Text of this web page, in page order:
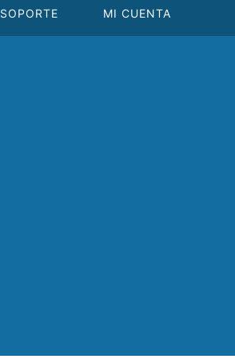
SOPORTE MI CUENTA